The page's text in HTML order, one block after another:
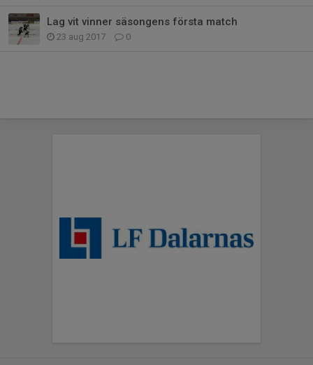
Lag vit vinner säsongens första match
23 aug 2017 0